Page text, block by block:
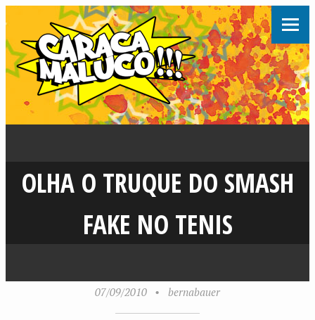
OLHA O TRUQUE DO SMASH
FAKE NO TENIS
07/09/2010 • bernabauer